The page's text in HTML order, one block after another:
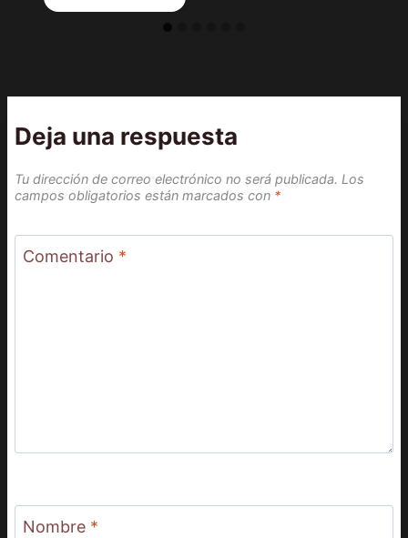
Deja una respuesta
Tu dirección de correo electrónico no será publicada. Los
campos obligatorios están marcados con *
Comentario *
Nombre *